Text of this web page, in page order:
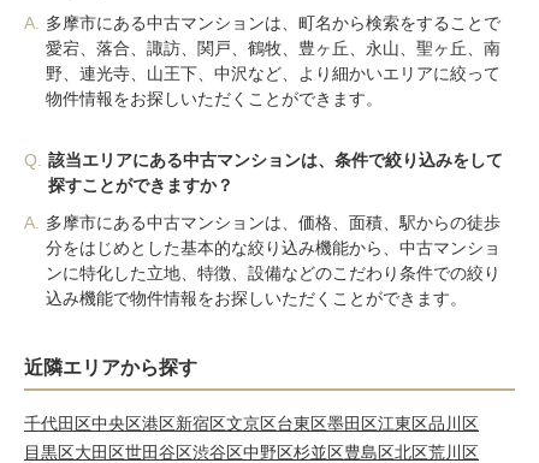
A.
多摩市にある中古マンションは、町名から検索をすることで
愛宕、落合、諏訪、関戸、鶴牧、豊ヶ丘、永山、聖ヶ丘、南
野、連光寺、山王下、中沢など、より細かいエリアに絞って
物件情報をお探しいただくことができます。
Q.
該当エリアにある中古マンションは、条件で絞り込みをして
探すことができますか？
A.
多摩市にある中古マンションは、価格、面積、駅からの徒歩
分をはじめとした基本的な絞り込み機能から、中古マンショ
ンに特化した立地、特徴、設備などのこだわり条件での絞り
込み機能で物件情報をお探しいただくことができます。
近隣エリアから探す
千代田区中央区港区新宿区文京区台東区墨田区江東区品川区
目黒区大田区世田谷区渋谷区中野区杉並区豊島区北区荒川区